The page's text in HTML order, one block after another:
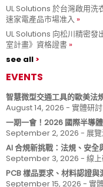
UL Solutions 於台灣啟用洗
速家電產品市場准入
UL Solutions 向松川精密發
室計畫》資格證書
see all
EVENTS
智慧微型交通工具的歐美法
August 14, 2026 - 實體研討
一期一會！2026 國際半導
September 2, 2026 - 展覽
AI 合規新挑戰：法規、安全
September 3, 2026 - 線上
PCB 樣品要求、材料認證與
September 15, 2026 - 實